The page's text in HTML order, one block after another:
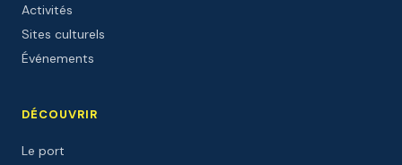
Activités
Sites culturels
Événements
DÉCOUVRIR
Le port